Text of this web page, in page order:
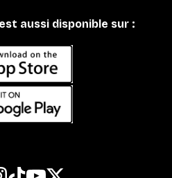
est aussi disponible sur :